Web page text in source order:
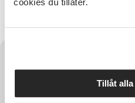
cookies du tillåter.
Tillåt
Sacred dance. Hans dotter
Kontakta SV Östergötland